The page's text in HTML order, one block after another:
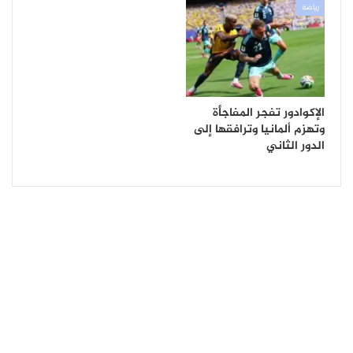
رياضة
الإكوادور تفجر المفاجأة
وتهزم ألمانيا وترافقها إلى
الدور الثاني